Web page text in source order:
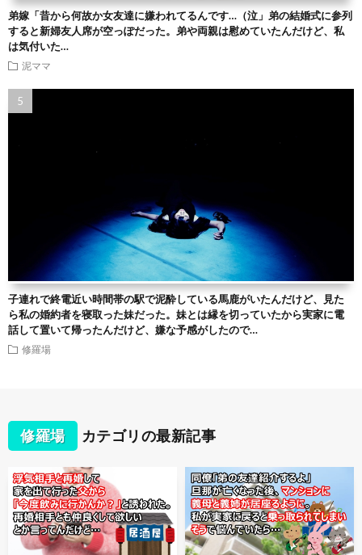
弟嫁「昔から何故か女友達に嫌われてるんです…（泣」弟の結婚式に参列
すると新婦友人席が空っぽだった。弟や両親は慰めていたんだけど、私
は気付いた…
泥ママ
子連れで終電近い時間帯の駅で泥酔している馬鹿がいたんだけど、見た
ら私の婚約者を寝取った妹だった。妹とは縁を切っていたから実家に電
話して置いて帰ったんだけど、嫌な予感がしたので…
修羅場
修羅場 カテゴリの最新記事